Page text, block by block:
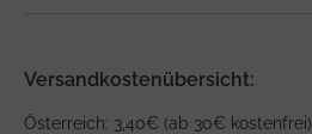
Versandkostenübersicht:
Österreich: 3,40€ (ab 30€ kostenfrei)